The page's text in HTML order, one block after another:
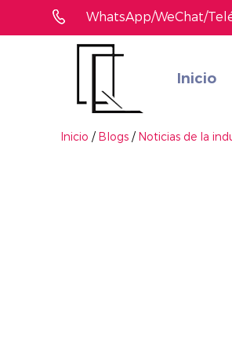
WhatsApp/WeChat/
Inicio
Inicio / Blogs / Noticias de la